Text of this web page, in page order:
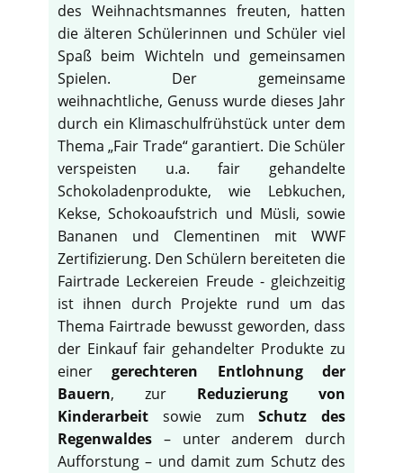
des Weihnachtsmannes freuten, hatten
die älteren Schülerinnen und Schüler viel
Spaß beim Wichteln und gemeinsamen
Spielen. Der gemeinsame
weihnachtliche, Genuss wurde dieses Jahr
durch ein Klimaschulfrühstück unter dem
Thema „Fair Trade“ garantiert. Die Schüler
verspeisten u.a. fair gehandelte
Schokoladenprodukte, wie Lebkuchen,
Kekse, Schokoaufstrich und Müsli, sowie
Bananen und Clementinen mit WWF
Zertifizierung. Den Schülern bereiteten die
Fairtrade Leckereien Freude - gleichzeitig
ist ihnen durch Projekte rund um das
Thema Fairtrade bewusst geworden, dass
der Einkauf fair gehandelter Produkte zu
einergerechteren Entlohnung der
Bauern, zur Reduzierung von
Kinderarbeit sowie zumSchutz des
Regenwaldes – unter anderem durch
Aufforstung – und damit zum Schutz des